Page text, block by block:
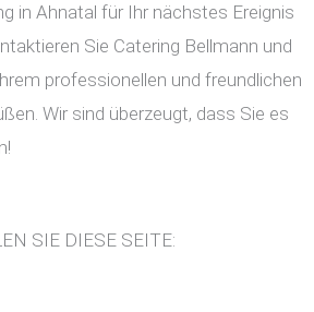
in Ahnatal für Ihr nächstes Ereignis
Sie Catering Bellmann und
professionellen und freundlichen
Wir sind überzeugt, dass Sie es
SIE DIESE SEITE: